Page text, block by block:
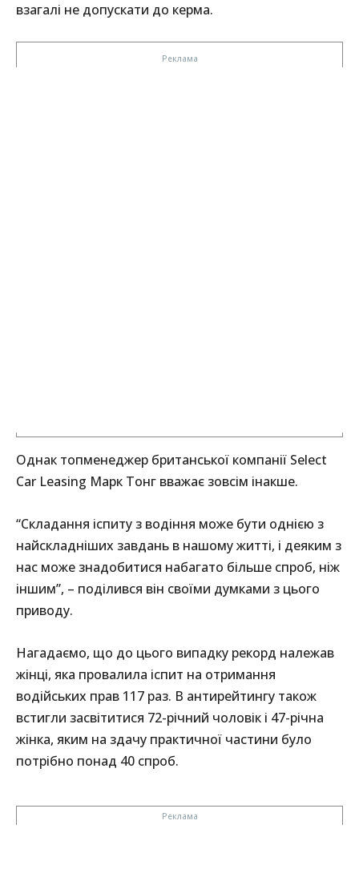
взагалі не допускати до керма.
Однак топменеджер британської компанії Select
Car Leasing Марк Тонг вважає зовсім інакше.
“Складання іспиту з водіння може бути однією з
найскладніших завдань в нашому житті, і деяким з
нас може знадобитися набагато більше спроб, ніж
іншим”, – поділився він своїми думками з цього
приводу.
Нагадаємо, що до цього випадку рекорд належав
жінці, яка провалила іспит на отримання
водійських прав 117 раз. В антирейтингу також
встигли засвітитися 72-річний чоловік і 47-річна
жінка, яким на здачу практичної частини було
потрібно понад 40 спроб.